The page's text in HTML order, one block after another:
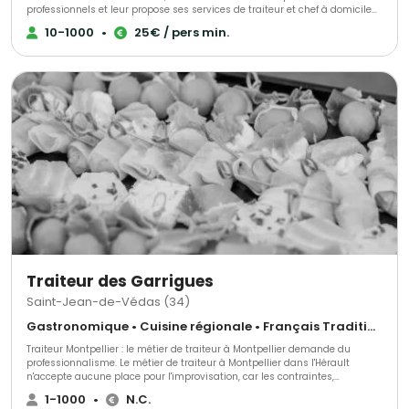
professionnels et leur propose ses services de traiteur et chef à domicile
pour l’organisation de leurs événements. Allant de l’organisation de
banquets (Prince du Danemark) à du consulting (boulangerie « Paul ») le
Il offre à sa clientèle des produits de qualité et des vins sélectionnés par
un Maître Sommelier.
10-1000 • 25€ / pers min.
Traiteur des Garrigues
Saint-Jean-de-Védas (34)
Gastronomique • Cuisine régionale • Français Traditionnel
Traiteur Montpellier : le métier de traiteur à Montpellier demande du
professionnalisme. Le métier de traiteur à Montpellier dans l'Hérault
n'accepte aucune place pour l'improvisation, car les contraintes,
notamment matérielles, sont très lourdes. Imaginez que l'on recrée
entièrement, pour les clients (soit pour un mariage, une entreprise ou une
1-1000 • N.C.